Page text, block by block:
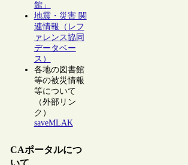
館」
地震・災害 関
連情報（レフ
ァレンス協同
データベー
ス）
各地の図書館
等の被災情報
等について
（外部リン
ク）
saveMLAK
CAポータルにつ
いて